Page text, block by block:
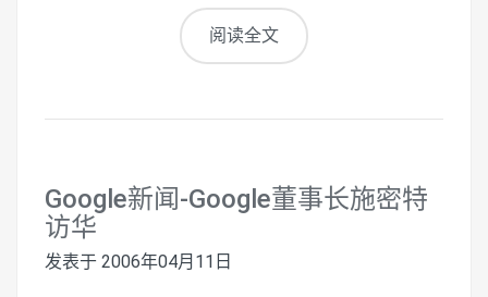
阅读全文
Google新闻-Google董事长施密特
访华
发表于 2006年04月11日